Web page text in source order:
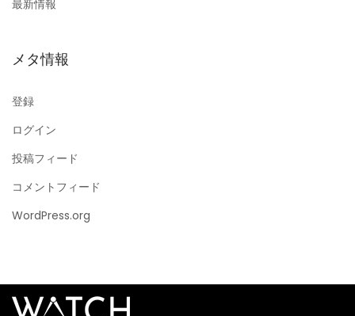
最新情報
メタ情報
登録
ログイン
投稿フィード
コメントフィード
WordPress.org